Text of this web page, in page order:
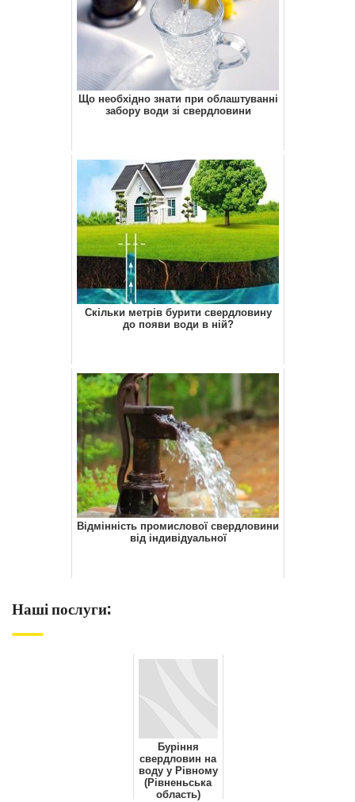
Що необхідно знати при облаштуванні
забору води зі свердловини
Скільки метрів бурити свердловину
до появи води в ній?
Відмінність промислової свердловини
від індивідуальної
Наші послуги:
Буріння
свердловин на
воду у Рівному
(Рівненьська
область)